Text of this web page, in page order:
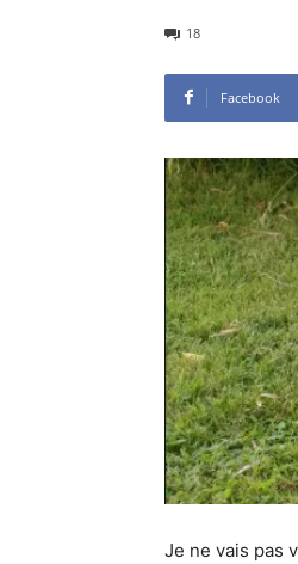
18
Facebook
Je ne vais pas